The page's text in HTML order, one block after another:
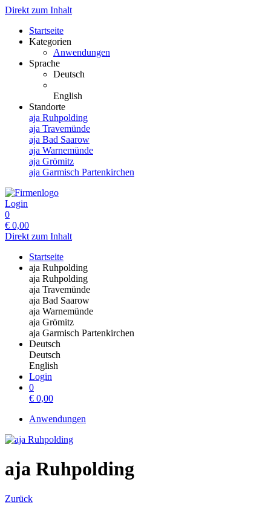
Direkt zum Inhalt
Startseite
Kategorien
Anwendungen
Sprache
Deutsch
English
Standorte
aja Ruhpolding
aja Travemünde
aja Bad Saarow
aja Warnemünde
aja Grömitz
aja Garmisch Partenkirchen
Login
0
€ 0,00
Direkt zum Inhalt
Startseite
aja Ruhpolding
aja Ruhpolding
aja Travemünde
aja Bad Saarow
aja Warnemünde
aja Grömitz
aja Garmisch Partenkirchen
Deutsch
Deutsch
English
Login
0
€ 0,00
Anwendungen
aja Ruhpolding
Zurück